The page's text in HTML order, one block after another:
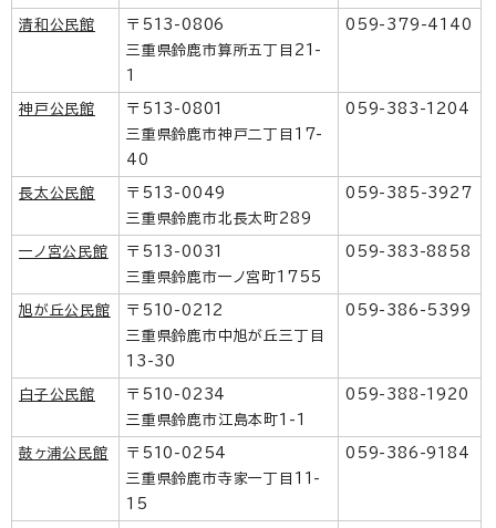
清和公民館
〒513-0806
三重県鈴鹿市算所五丁目21-
1
059-379-4140
神戸公民館
〒513-0801
三重県鈴鹿市神戸二丁目17-
40
059-383-1204
長太公民館
〒513-0049
三重県鈴鹿市北長太町289
059-385-3927
一ノ宮公民館
〒513-0031
三重県鈴鹿市一ノ宮町1755
059-383-8858
旭が丘公民館
〒510-0212
三重県鈴鹿市中旭が丘三丁目
13-30
059-386-5399
白子公民館
〒510-0234
三重県鈴鹿市江島本町1-1
059-388-1920
鼓ヶ浦公民館
〒510-0254
三重県鈴鹿市寺家一丁目11-
15
059-386-9184